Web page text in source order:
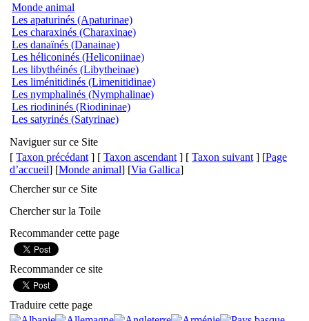
Monde animal
Les apaturinés (Apaturinae)
Les charaxinés (Charaxinae)
Les danaïnés (Danainae)
Les héliconinés (Heliconiinae)
Les libythéinés (Libytheinae)
Les liménitidinés (Limenitidinae)
Les nymphalinés (Nymphalinae)
Les riodininés (Riodininae)
Les satyrinés (Satyrinae)
Naviguer sur ce Site
[ Taxon précédant ] [ Taxon ascendant ] [ Taxon suivant ] [Page
d’accueil] [Monde animal] [Via Gallica]
Chercher sur ce Site
Chercher sur la Toile
Recommander cette page
Recommander ce site
Traduire cette page